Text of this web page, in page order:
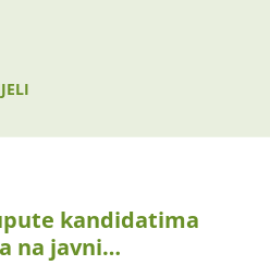
kandidatima
na javni…